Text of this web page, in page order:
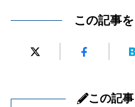
この記事
この記